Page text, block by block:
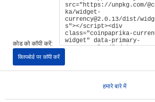
कोड को कॉपी करें:
क्लिपबोर्ड पर कॉपी करें
हमारे बारे में